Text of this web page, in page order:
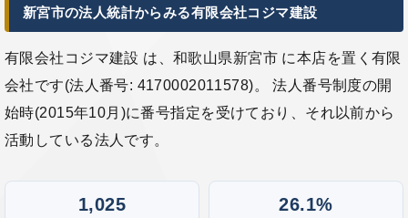
新宮市の法人統計からみる有限会社コジマ建設
有限会社コジマ建設 は、和歌山県新宮市 に本店を置く有限
会社です(法人番号: 4170002011578)。 法人番号制度の開
始時(2015年10月)に番号指定を受けており、それ以前から
活動している法人です。
1,025 26.1%